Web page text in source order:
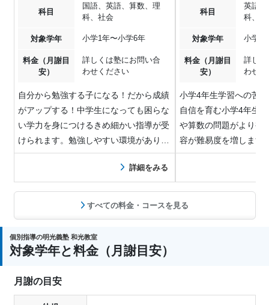
科目
国語、英語、算数、理
科、社会
対象学年 小学1年〜小学6年
料金（月謝目
安）
詳しくは塾にお問い合
わせください
自分から勉強する子になる！だから成績
がアップする！中学生になっても困らな
い学力を身につけるきめ細かい指導が受
けられます。勉強しやすい環境がありま
す！【日時が…
詳細をみる
科目
英語、
科、社
対象学年 小学4
料金（月謝目
安）
詳しく
わせ
小学4年生学習への苦
自信を育む小学4年生
や算数の問題がより複
容が難易度を増します
意識を持って…
すべての料金・コースを見る
個別指導の明光義塾 和光教室
対象学年と料金（月謝目安）
月謝の目安